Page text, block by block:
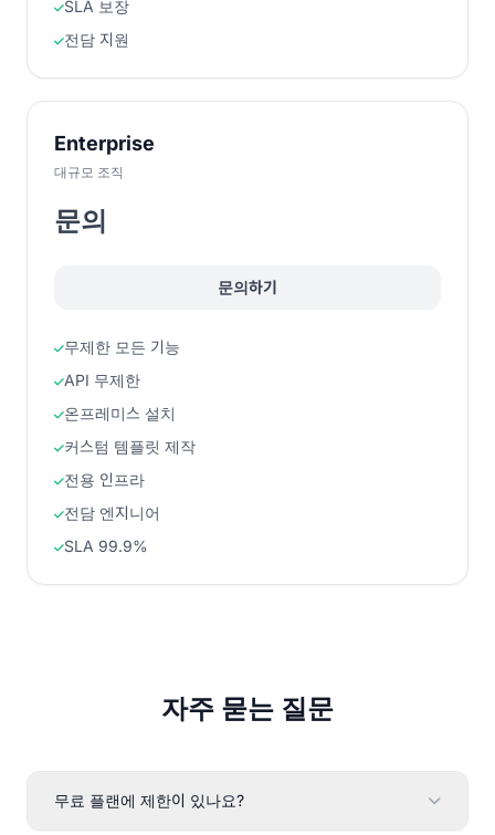
SLA 보장
전담 지원
Enterprise
대규모 조직
문의
문의하기
무제한 모든 기능
API 무제한
온프레미스 설치
커스텀 템플릿 제작
전용 인프라
전담 엔지니어
SLA 99.9%
자주 묻는 질문
무료 플랜에 제한이 있나요?